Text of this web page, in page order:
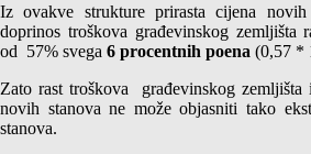
Iz ovakve strukture prirasta cijena
doprinos troškova građevinskog zemljišta
od 57% svega 6 procentnih poena (0,57 *
Zato rast troškova građevinskog zemljišta
novih stanova ne može objasniti tako
stanova.